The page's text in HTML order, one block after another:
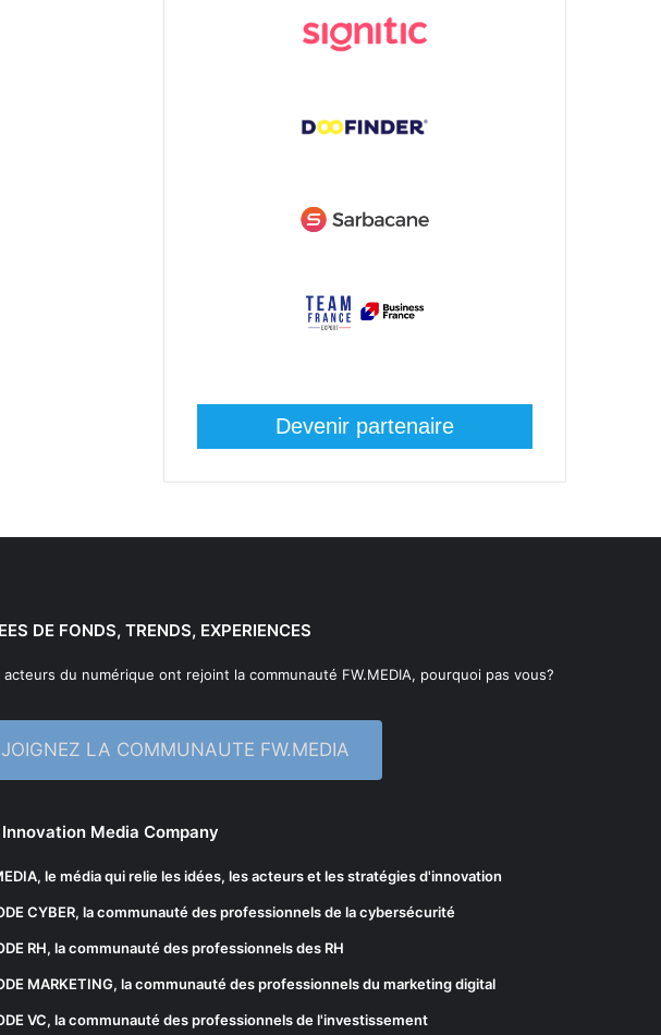
Devenir partenaire
DE FONDS, TRENDS, EXPERIENCES
acteurs du numérique ont rejoint la communauté FW.MEDIA, pourquoi pas vous?
LA COMMUNAUTE FW.MEDIA
Media Company
, le média qui relie les idées, les acteurs et les stratégies d'innovation
CYBER, la communauté des professionnels de la cybersécurité
RH, la communauté des professionnels des RH
MARKETING, la communauté des professionnels du marketing digital
VC, la communauté des professionnels de l'investissement